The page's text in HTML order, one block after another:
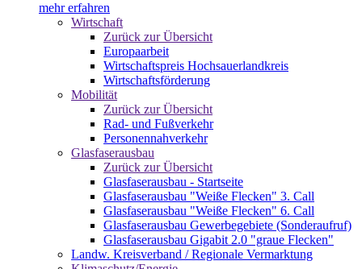
mehr erfahren
Wirtschaft
Zurück zur Übersicht
Europaarbeit
Wirtschaftspreis Hochsauerlandkreis
Wirtschaftsförderung
Mobilität
Zurück zur Übersicht
Rad- und Fußverkehr
Personennahverkehr
Glasfaserausbau
Zurück zur Übersicht
Glasfaserausbau - Startseite
Glasfaserausbau "Weiße Flecken" 3. Call
Glasfaserausbau "Weiße Flecken" 6. Call
Glasfaserausbau Gewerbegebiete (Sonderaufruf)
Glasfaserausbau Gigabit 2.0 "graue Flecken"
Landw. Kreisverband / Regionale Vermarktung